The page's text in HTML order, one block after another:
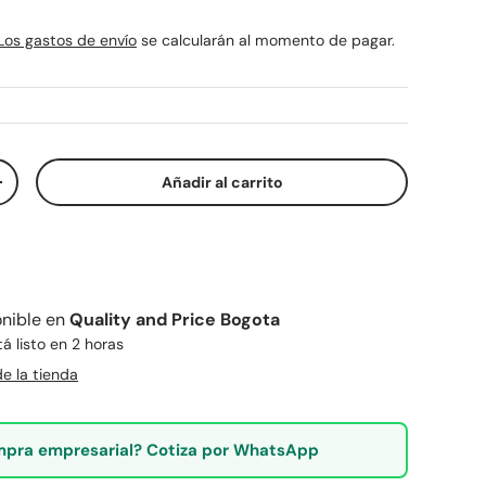
gastos de envío se calcularán al momento de pagar.
la cantidad Añadir al carrito
enQuality and Price Bogota
listo en 2 horas
la tienda
empresarial? Cotiza por WhatsApp